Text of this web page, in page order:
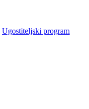
Ugostiteljski program